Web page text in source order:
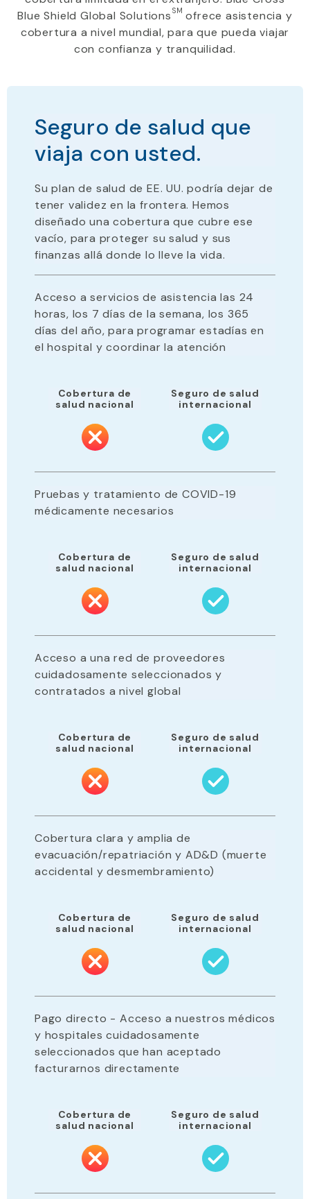
Blue Shield Global Solutions SM ofrece asistencia y
cobertura a nivel mundial, para que pueda viajar
con confianza y tranquilidad.
Seguro de salud que
viaja con usted.
Su plan de salud de EE. UU.podría dejar de
tener validez en la frontera. Hemos
diseñado una cobertura que cubre ese
vacío, para proteger su salud y sus
finanzas allá donde lo lleve la vida.
Acceso a servicios de asistencia las 24
horas, los 7 días de la semana, los 365
días del año, para programar estadías en
el hospital y coordinar la atención
Cobertura de
salud nacional
Seguro de salud
internacional
Pruebas y tratamiento de COVID-19
médicamente necesarios
Cobertura de
salud nacional
Seguro de salud
internacional
Acceso a una red de proveedores
cuidadosamente seleccionados y
contratados a nivel global
Cobertura de
salud nacional
Seguro de salud
internacional
Cobertura clara y amplia de
evacuación/repatriación y AD&D (muerte
accidental y desmembramiento)
Cobertura de
salud nacional
Seguro de salud
internacional
Pago directo - Acceso a nuestros médicos
y hospitales cuidadosamente
seleccionados que han aceptado
facturarnos directamente
Cobertura de
salud nacional
Seguro de salud
internacional